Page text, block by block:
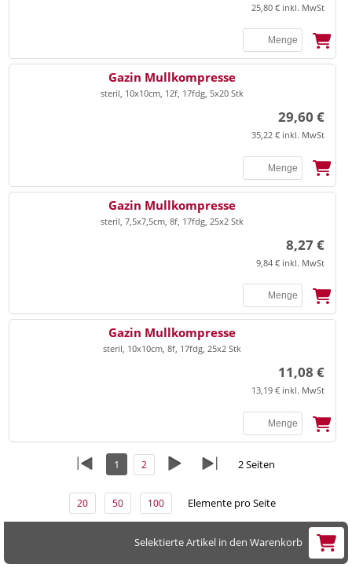
25,80 € inkl. MwSt
Gazin Mullkompresse
steril, 10x10cm, 12f, 17fdg, 5x20 Stk
29,60 €
35,22 € inkl. MwSt
Gazin Mullkompresse
steril, 7,5x7,5cm, 8f, 17fdg, 25x2 Stk
8,27 €
9,84 € inkl. MwSt
Gazin Mullkompresse
steril, 10x10cm, 8f, 17fdg, 25x2 Stk
11,08 €
13,19 € inkl. MwSt
1 2 2 Seiten
20 50 100 Elemente pro Seite
Selektierte Artikel in den Warenkorb